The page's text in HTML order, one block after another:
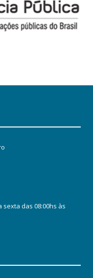
das 08:00hs às